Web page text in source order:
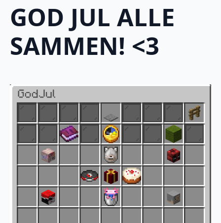
GOD JUL ALLE
SAMMEN! <3